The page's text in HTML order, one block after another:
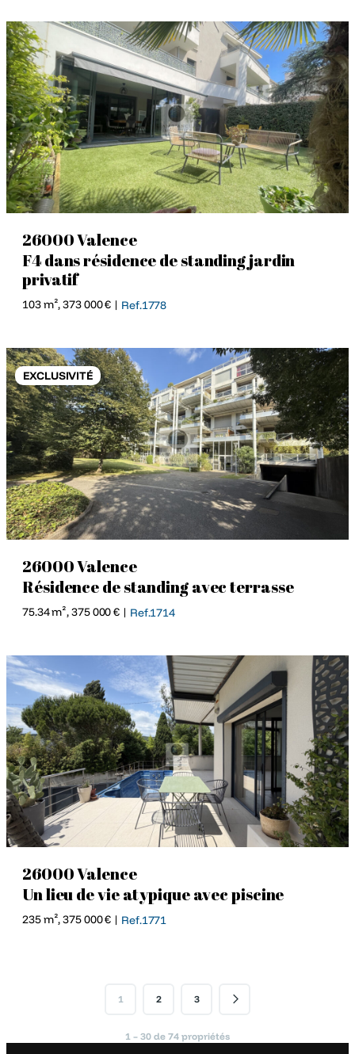
26000 Valence
F4 dans résidence de standing jardin
privatif
103 m², 373 000 € | Ref.1778
EXCLUSIVITÉ
26000 Valence
Résidence de standing avec terrasse
75.34 m², 375 000 € | Ref.1714
26000 Valence
Un lieu de vie atypique avec piscine
235 m², 375 000 € | Ref.1771
1 2 3
1 – 30 de 74 propriétés